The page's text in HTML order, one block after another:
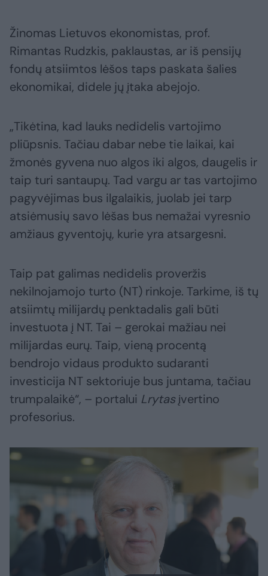
Žinomas Lietuvos ekonomistas, prof.
Rimantas Rudzkis, paklaustas, ar iš pensijų
fondų atsiimtos lėšos taps paskata šalies
ekonomikai, didele jų įtaka abejojo.
„Tikėtina, kad lauks nedidelis vartojimo
pliūpsnis. Tačiau dabar nebe tie laikai, kai
žmonės gyvena nuo algos iki algos, daugelis ir
taip turi santaupų. Tad vargu ar tas vartojimo
pagyvėjimas bus ilgalaikis, juolab jei tarp
atsiėmusių savo lėšas bus nemažai vyresnio
amžiaus gyventojų, kurie yra atsargesni.
Taip pat galimas nedidelis proveržis
nekilnojamojo turto (NT) rinkoje. Tarkime, iš tų
atsiimtų milijardų penktadalis gali būti
investuota į NT. Tai – gerokai mažiau nei
milijardas eurų. Taip, vieną procentą
bendrojo vidaus produkto sudaranti
investicija NT sektoriuje bus juntama, tačiau
trumpalaikė“, – portalui Lrytasįvertino
profesorius.